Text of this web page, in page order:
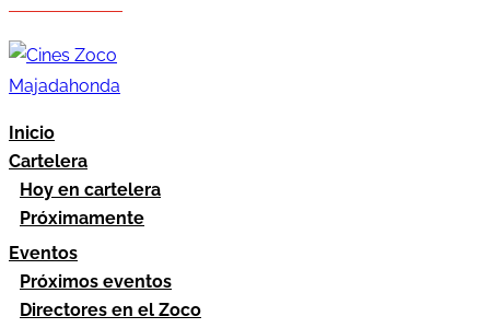
Inicio
Cartelera
Hoy en cartelera
Próximamente
Eventos
Próximos eventos
Directores en el Zoco